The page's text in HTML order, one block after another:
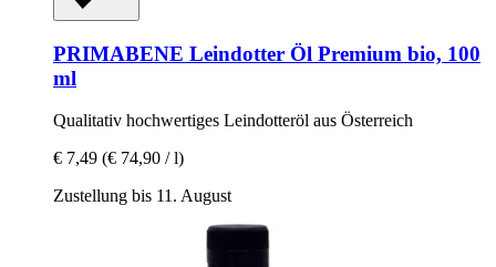
PRIMABENE Leindotter Öl Premium bio, 100
ml
Qualitativ hochwertiges Leindotteröl aus Österreich
€ 7,49 (€ 74,90 / l)
Zustellung bis 11. August